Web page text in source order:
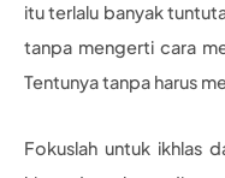
itu terlalu banyak
tanpa mengerti cara
Tentunya tanpa harus
Fokuslah untuk ikhlas